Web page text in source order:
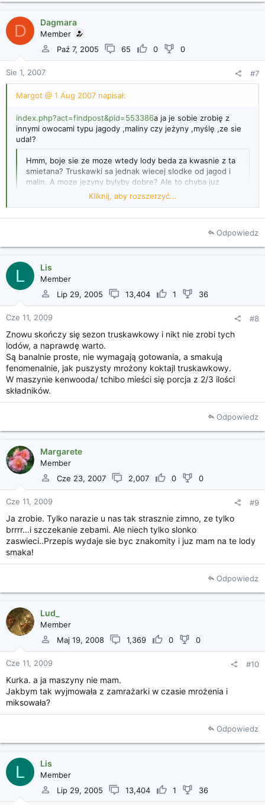
D Dagmara
Member
Paź 7, 2005
65 0 0
Sie 1, 2007 #7
Margot @ 1 Aug 2007 napisał:
index.php?act=findpost&pid=553386a ja je sobie zrobię z
innymi owocami typu jagody ,maliny czy jeżyny ,myślę ,ze sie
uda!?
Hmm, boje sie ze moze wtedy lody beda za kwasnie z ta
smietana? Truskawki sa jednak wiecej slodke od jagod i
malin. A moze jezyny bylyby dobre? Ale to chyba juz
lepiej bedzie z mrozonymy truskawkami.
Kliknij, aby rozszerzyć...
Odpowiedz
L Lis
Member
Lip 29, 2005
13,404 1 36
Cze 11, 2009 #8
Znowu skończy się sezon truskawkowy i nikt nie zrobi tych
lodów, a naprawdę warto.
Są banalnie proste, nie wymagają gotowania, a smakują
fenomenalnie, jak puszysty mrożony koktajl truskawkowy.
W maszynie kenwooda/ tchibo mieści się porcja z 2/3 ilości
składników.
Odpowiedz
Margarete
Member
Cze 23, 2007
2,007 0 0
Cze 11, 2009 #9
Ja zrobie. Tylko narazie u nas tak strasznie zimno, ze tylko
brrrr...i szczekanie zebami. Ale niech tylko slonko
zaswieci..Przepis wydaje sie byc znakomity i juz mam na te lody
smaka!
Odpowiedz
Lud_
Member
Maj 19, 2008
1,369 0 0
Cze 11, 2009 #10
Kurka. a ja maszyny nie mam.
Jakbym tak wyjmowała z zamrażarki w czasie mrożenia i
miksowała?
Odpowiedz
L Lis
Member
Lip 29, 2005
13,404 1 36